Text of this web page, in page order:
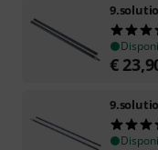
€